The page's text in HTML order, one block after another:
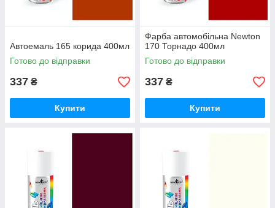
Автоемаль 165 корида 400мл
Готово до відправки
337 ₴
Купити
Фарба автомобільна Newton
170 Торнадо 400мл
Готово до відправки
337 ₴
Купити